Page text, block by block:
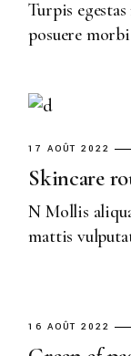
Turpis
posuere
17 AOÛT 2022
Skincare
N Mollis
mattis
16 AOÛT 2022